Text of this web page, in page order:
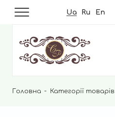
Ua Ru En
Рядок
Головна Категорії товарів